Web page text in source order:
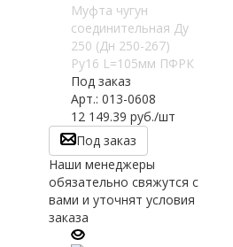
Муфта чугун
соединительная Ду
250 (Дн 250-267)
Ру16 L=105мм ПФРК
Под заказ
Арт.: 013-0608
12 149.39 руб./шт
Под заказ
Наши менеджеры
обязательно свяжутся с
вами и уточнят условия
заказа